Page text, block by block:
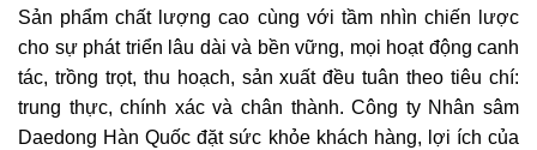
Sản phẩm chất lượng cao cùng với tầm nhìn chiến lược
cho sự phát triển lâu dài và bền vững, mọi hoạt động canh
tác, trồng trọt, thu hoạch, sản xuất đều tuân theo tiêu chí:
trung thực, chính xác và chân thành. Công ty Nhân sâm
Daedong Hàn Quốc đặt sức khỏe khách hàng, lợi ích của